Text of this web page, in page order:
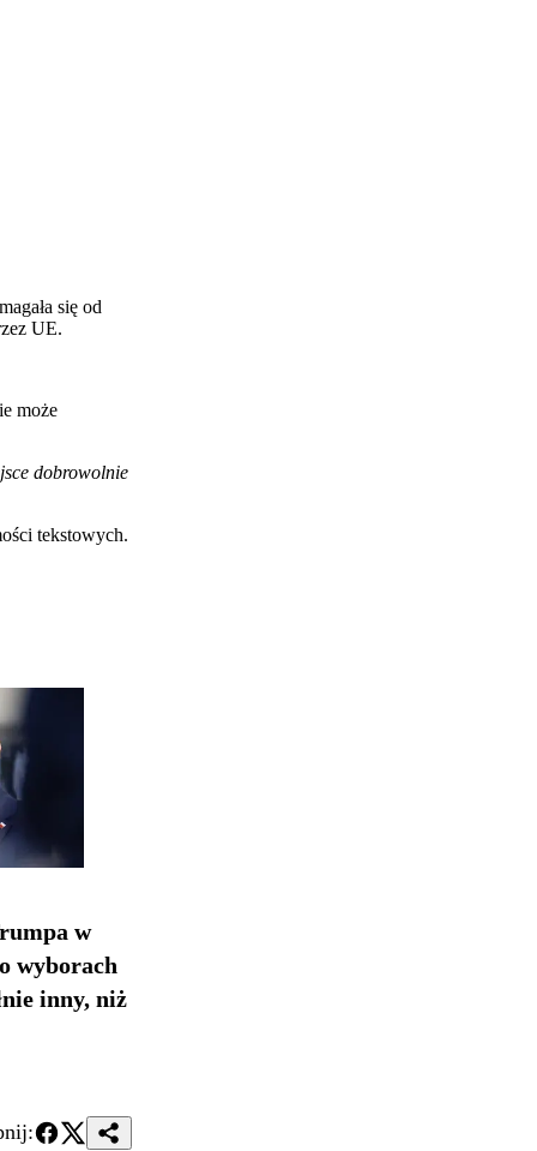
się od
UE.
może
dobrowolnie
tekstowych.
w
wyborach
inny, niż